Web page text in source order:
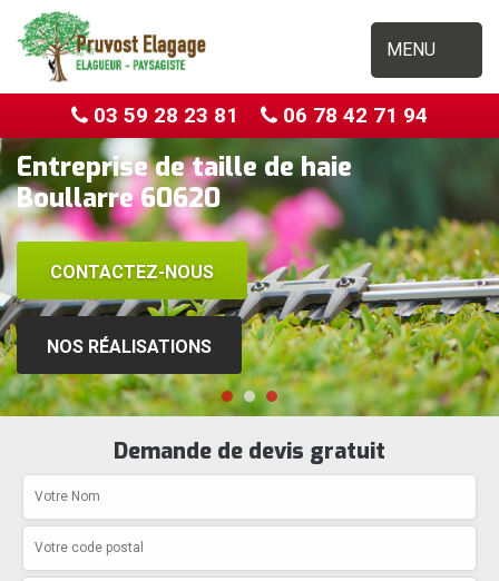
MENU
03 59 28 23 81 06 78 42 71 94
Entreprise de taille de haie
Boullarre 60620
CONTACTEZ-NOUS
NOS RÉALISATIONS
Demande de devis gratuit